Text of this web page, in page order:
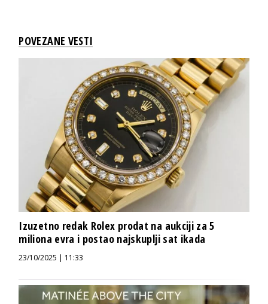
POVEZANE VESTI
Izuzetno redak Rolex prodat na aukciji za 5
miliona evra i postao najskuplji sat ikada
23/10/2025 | 11:33